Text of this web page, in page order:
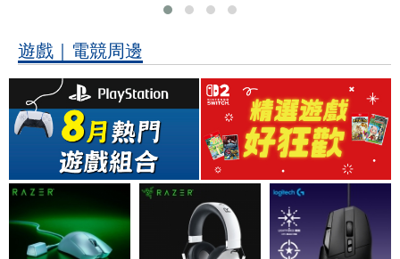
+安裝
遊戲｜電競周邊